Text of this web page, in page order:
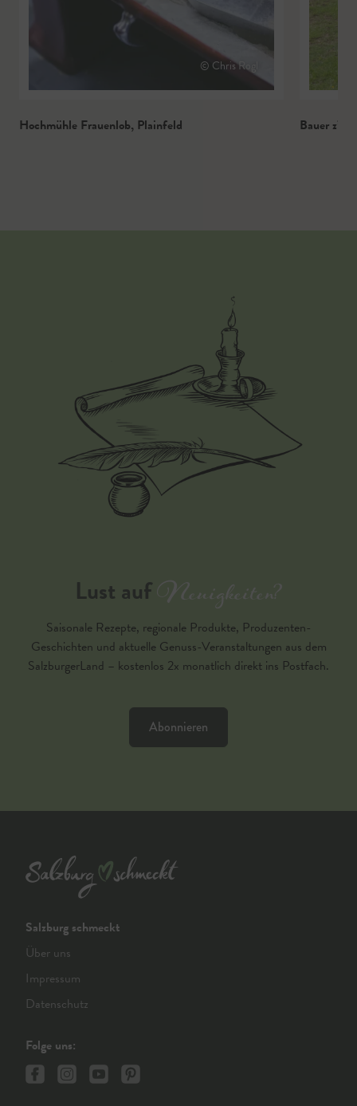
© Chris Rogl
Hochmühle Frauenlob, Plainfeld Bauer
Lust aufNeuigkeiten?
Saisonale Rezepte, regionale Produkte, Produzenten-
Geschichten und aktuelle Genuss-Veranstaltungen aus dem
SalzburgerLand – kostenlos 2x monatlich direkt ins Postfach.
Abonnieren
Salzburg schmeckt
Über uns
Impressum
Datenschutz
Folge uns: